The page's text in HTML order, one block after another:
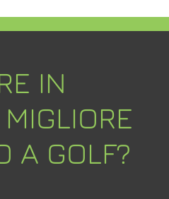
IN
A GOLF?